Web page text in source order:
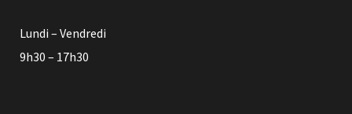
Lundi – Vendredi
9h30 – 17h30